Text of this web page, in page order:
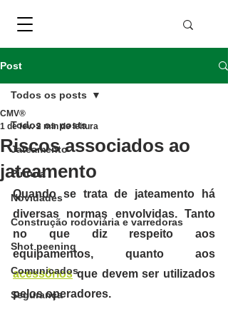
Post
Todos os posts
Jateamento
Pintura
Novidades
Construção rodoviária e varredoras
Shot peening
Comunicados
Segurança
Todos os posts
Riscos associados ao
jateamento
CMV®
1 de fev. 2 min de leitura
Quando se trata de jateamento há
diversas normas envolvidas. Tanto
no que diz respeito aos
acessórios que devem ser utilizados
pelos operadores.